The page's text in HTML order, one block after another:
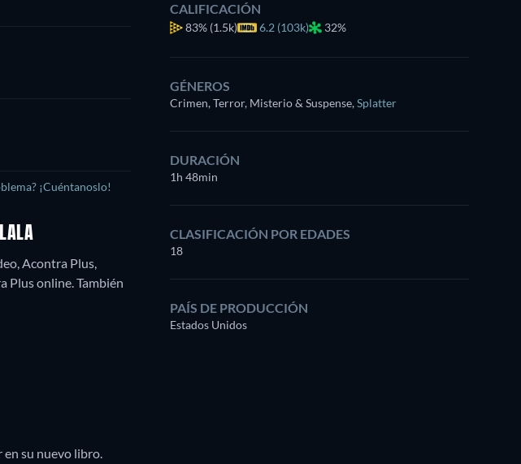
¡Cuéntanoslo!
Acontra Plus,
Plus online.También
en su nuevo libro.
CALIFICACIÓN
83% (1.5k) 6.2 (103k) 32%
GÉNEROS
Crimen, Terror, Misterio & Suspense,Splatter
DURACIÓN
1h 48min
CLASIFICACIÓN POR EDADES
18
PAÍS DE PRODUCCIÓN
Estados Unidos